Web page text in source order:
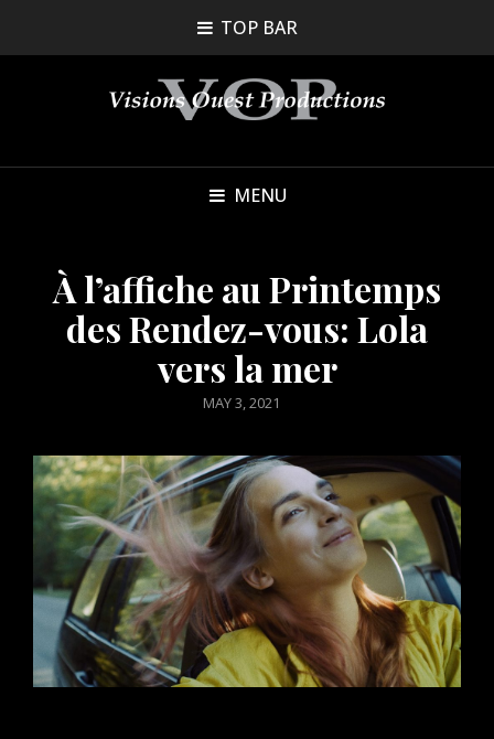
TOP BAR
MENU
À l’affiche au Printemps
des Rendez-vous: Lola
vers la mer
POSTED
MAY 3, 2021